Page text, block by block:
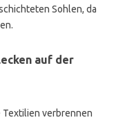
Sohlen, da
auf der
Textilien verbrennen